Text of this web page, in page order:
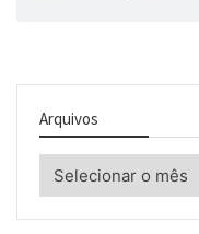
Arquivos
Arquivos